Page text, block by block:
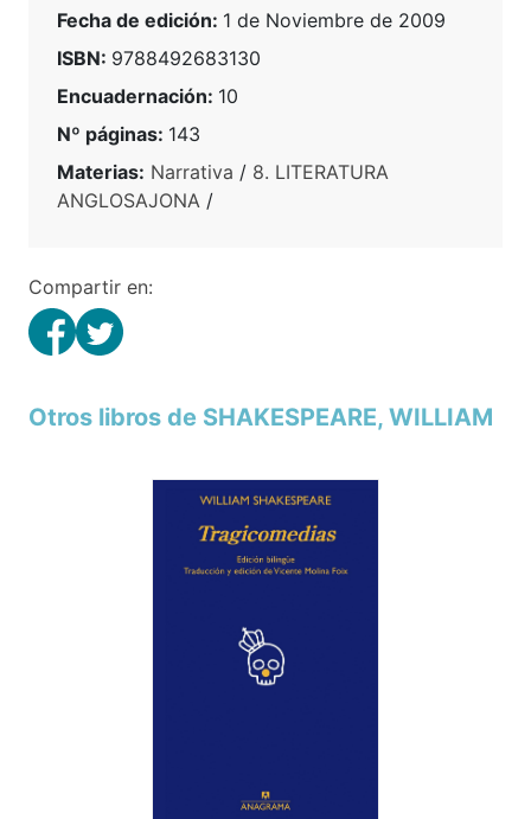
Fecha de edición: 1 de Noviembre de 2009
ISBN: 9788492683130
Encuadernación: 10
Nº páginas: 143
Materias: Narrativa / 8. LITERATURA
ANGLOSAJONA /
Compartir en:
Otros libros de SHAKESPEARE, WILLIAM